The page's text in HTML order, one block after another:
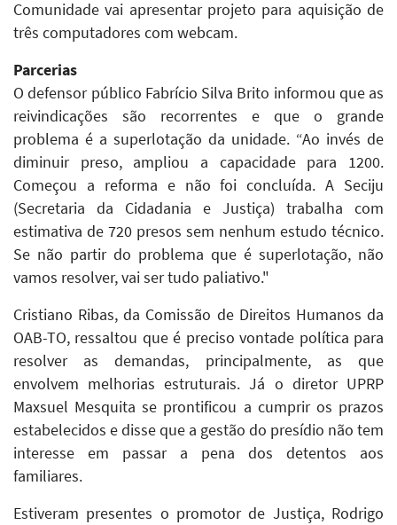
Comunidade vai apresentar projeto para aquisição de
três computadores com webcam.
Parcerias
O defensor público Fabrício Silva Brito informou que as
reivindicações são recorrentes e que o grande
problema é a superlotação da unidade. “Ao invés de
diminuir preso, ampliou a capacidade para 1200.
Começou a reforma e não foi concluída. A Seciju
(Secretaria da Cidadania e Justiça) trabalha com
estimativa de 720 presos sem nenhum estudo técnico.
Se não partir do problema que é superlotação, não
vamos resolver, vai ser tudo paliativo."
Cristiano Ribas, da Comissão de Direitos Humanos da
OAB-TO, ressaltou que é preciso vontade política para
resolver as demandas, principalmente, as que
envolvem melhorias estruturais. Já o diretor UPRP
Maxsuel Mesquita se prontificou a cumprir os prazos
estabelecidos e disse que a gestão do presídio não tem
interesse em passar a pena dos detentos aos
familiares.
Estiveram presentes o promotor de Justiça, Rodrigo